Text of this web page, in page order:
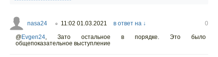
nasa24 ○ 11:02 01.03.2021 в ответ на ↓
0
@Evgen24, Зато остальное в порядке. Это было
общепоказательное выступление